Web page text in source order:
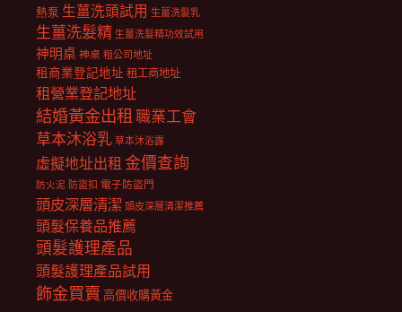
熱泵 生薑洗頭試用 生薑洗髮乳
生薑洗髮精 生薑洗髮精功效試用
神明桌 神桌 租公司地址
租商業登記地址 租工商地址
租營業登記地址
結婚黃金出租職業工會
草本沐浴乳 草本沐浴露
虛擬地址出租 金價查詢
防火泥 防盜扣 電子防盜門
頭皮深層清潔 頭皮深層清潔推薦
頭髮保養品推薦
頭髮護理產品
頭髮護理產品試用
飾金買賣 高價收購黃金